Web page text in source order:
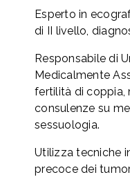
Esperto in
di II livello,
Responsabile di
Medicalmente
fertilità di coppia,
consulenze su
sessuologia.
Utilizza tecniche
precoce dei